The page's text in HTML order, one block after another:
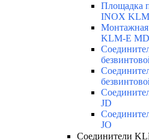
Площадка
INOX
Монтажная
KLM-E
JD
JO
Соединители